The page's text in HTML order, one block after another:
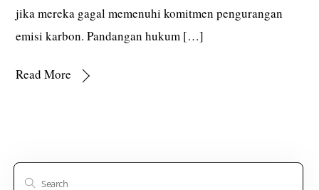
jika mereka gagal memenuhi komitmen pengurangan
emisi karbon. Pandangan hukum […]
Read More